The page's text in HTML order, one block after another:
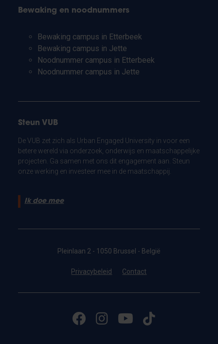
Bewaking en noodnummers
Bewaking campus in Etterbeek
Bewaking campus in Jette
Noodnummer campus in Etterbeek
Noodnummer campus in Jette
Steun VUB
De VUB zet zich als Urban Engaged University in voor een
betere wereld via onderzoek, onderwijs en maatschappelijke
projecten. Ga samen met ons dit engagement aan. Steun
onze werking en investeer mee in de maatschappij.
Ik doe mee
Pleinlaan 2 - 1050 Brussel - België
Privacybeleid Contact